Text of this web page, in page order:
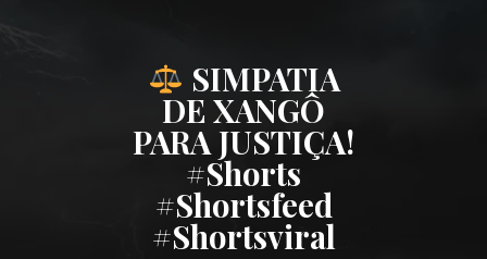
SIMPATIA
DE XANGÔ
PARA JUSTIÇA!
#shorts
#shortsfeed
#shortsviral